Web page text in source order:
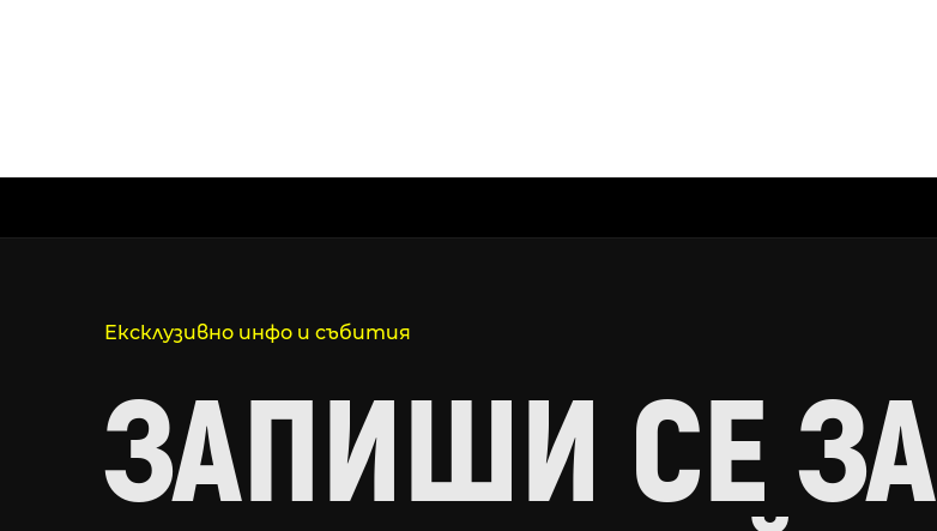
Ексклузивно инфо и събития
ЗАПИШИ СЕ ЗА